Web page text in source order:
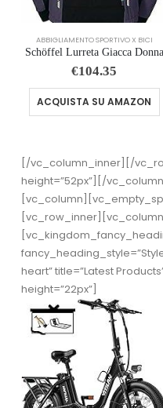
ABBIGLIAMENTO SPORTIVO X BICI
Schöffel Lurreta Giacca Donna
€104.35
ACQUISTA SU AMAZON
[/vc_column_inner][/
height=”52px”][/
heart” title=”Latest
height=”22px”]